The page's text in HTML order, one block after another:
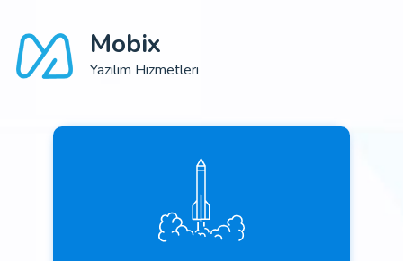
Mobix
Yazılım Hizmetleri